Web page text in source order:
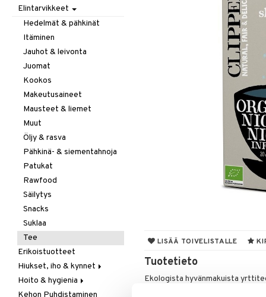
LISÄÄ TOIVELISTALLE
Tuotetieto
Ekologista hyvänmakuista
Elintarvikkeet
Hedelmät & pähkinät
Itäminen
Jauhot & leivonta
Juomat
Kookos
Makeutusaineet
Mausteet & liemet
Muut
Öljy & rasva
Pähkinä- & siementahnoja
Patukat
Rawfood
Säilytys
Snacks
Suklaa
Tee
Erikoistuotteet
Hiukset, iho & kynnet
Aurinko & pigmentti
Hiukset
Hoito & hygienia
Aurinkosuoja
Kehon Puhdistaminen